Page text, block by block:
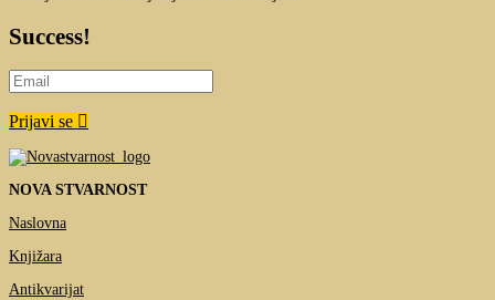
Success!
Prijavi se
NOVA STVARNOST
Naslovna
Knjižara
Antikvarijat